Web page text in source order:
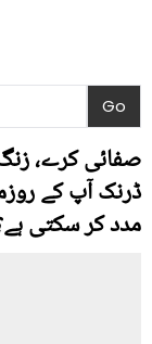
صفائی کرے،
ڈرنک آپ کے
مدد کر سکتی